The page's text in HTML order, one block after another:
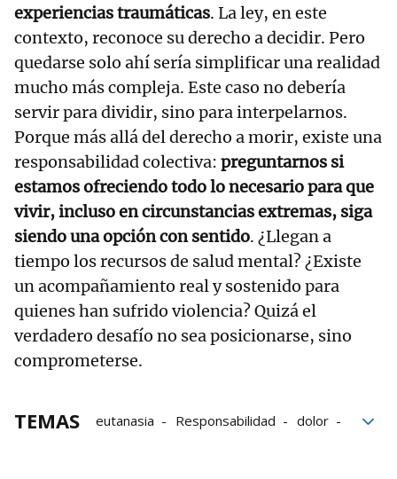
experiencias traumáticas. La ley, en este
contexto, reconoce su derecho a decidir. Pero
quedarse solo ahí sería simplificar una realidad
mucho más compleja. Este caso no debería
servir para dividir, sino para interpelarnos.
Porque más allá del derecho a morir, existe una
responsabilidad colectiva: preguntarnos si
estamos ofreciendo todo lo necesario para que
vivir, incluso en circunstancias extremas, siga
siendo una opción con sentido. ¿Llegan a
tiempo los recursos de salud mental? ¿Existe
un acompañamiento real y sostenido para
quienes han sufrido violencia? Quizá el
verdadero desafío no sea posicionarse, sino
comprometerse.
TEMAS eutanasia Responsabilidad
dolor